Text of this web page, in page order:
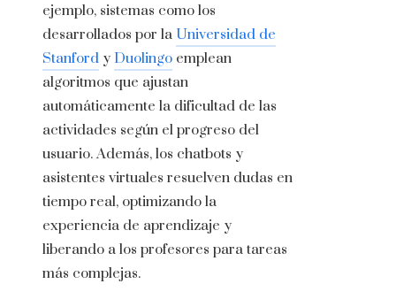
ejemplo, sistemas como los
desarrollados por la Universidad de
Stanford y Duolingo emplean
algoritmos que ajustan
automáticamente la dificultad de las
actividades según el progreso del
usuario. Además, los chatbots y
asistentes virtuales resuelven dudas en
tiempo real, optimizando la
experiencia de aprendizaje y
liberando a los profesores para tareas
más complejas.